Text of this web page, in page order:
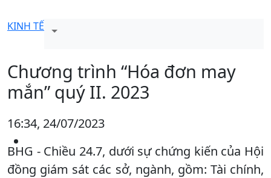
KINH TẾ
Chương trình “Hóa đơn may
mắn” quý II. 2023
16:34, 24/07/2023
BHG - Chiều 24.7, dưới sự chứng kiến của Hội
đồng giám sát các sở, ngành, gồm: Tài chính,